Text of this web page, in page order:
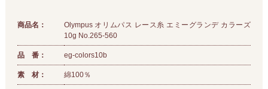
商品名：
Olympus オリムパス レース糸 エミーグランデ カラーズ
10g No.265-560
品 番： eg-colors10b
素 材： 綿100％